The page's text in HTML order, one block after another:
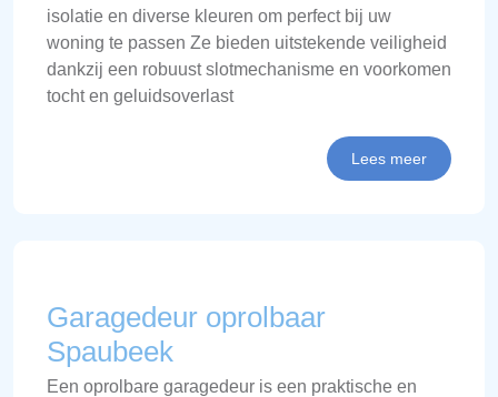
isolatie en diverse kleuren om perfect bij uw
woning te passen Ze bieden uitstekende veiligheid
dankzij een robuust slotmechanisme en voorkomen
tocht en geluidsoverlast
Lees meer
Garagedeur oprolbaar
Spaubeek
Een oprolbare garagedeur is een praktische en